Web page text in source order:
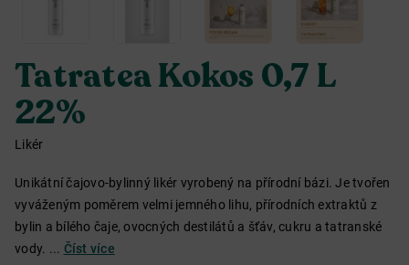
Tatratea Kokos 0,7 L
22%
Likér
Unikátní čajovo-bylinný likér vyrobený na přírodní bázi. Je tvořen
vyváženým poměrem velmi jemného lihu, přírodních extraktů z
bylin a bílého čaje, ovocných destilátů a šťáv, cukru a tatranské
vody. ... Číst více